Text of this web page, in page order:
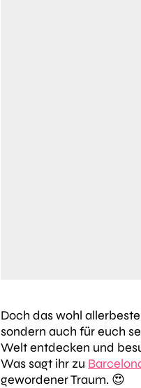
Doch das wohl
sondern auch für euch
Welt entdecken und
Was sagt ihr zu
gewordener Traum. 😍